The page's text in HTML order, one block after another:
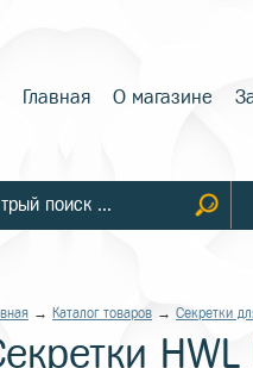
Главная О магазине
→ Каталог товаров → Секретки
HWL